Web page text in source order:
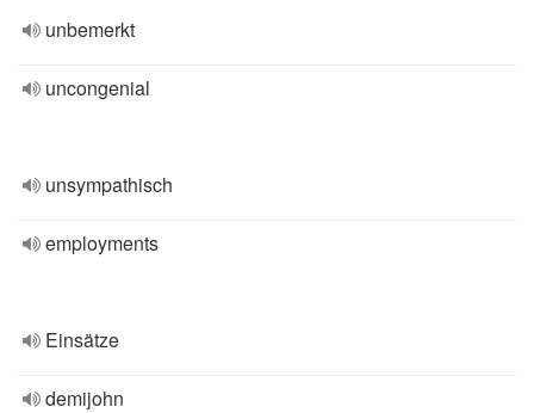
unbemerkt
uncongenial
unsympathisch
employments
Einsätze
demijohn